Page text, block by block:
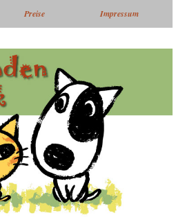
Preise Impressum